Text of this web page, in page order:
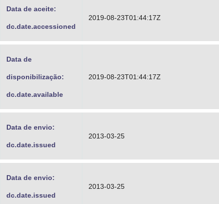
Data de aceite:
dc.date.accessioned
2019-08-23T01:44:17Z
Data de
disponibilização:
dc.date.available
2019-08-23T01:44:17Z
Data de envio:
dc.date.issued
2013-03-25
Data de envio:
dc.date.issued
2013-03-25